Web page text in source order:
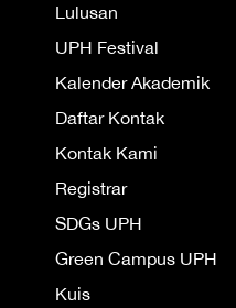
Lulusan
UPH Festival
Kalender Akademik
Daftar Kontak
Kontak Kami
Registrar
SDGs UPH
Green Campus UPH
Kuis